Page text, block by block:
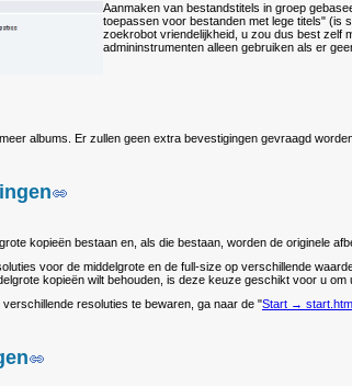
Aanmaken van bestandstitels in groep
toepassen voor bestanden met lege titels" (is
zoekrobot vriendelijkheid, u zou dus best zelf
admininstrumenten alleen gebruiken als er
albums. Er zullen geen extra bevestigingen gevraagd
kopieën bestaan en, als die bestaan, worden de originele
voor de middelgrote en de full-size op verschillende
kopieën wilt behouden, is deze keuze geschikt voor u
resoluties te bewaren, ga naar de "Start →